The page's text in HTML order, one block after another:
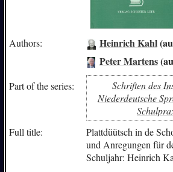
Authors: Heinrich Kahl
Peter Martens
Part of the series:
Schriften des
Niederdeutsche
Full title:
Plattdüütsch in de
und Anregungen für
Schuljahr: Heinrich